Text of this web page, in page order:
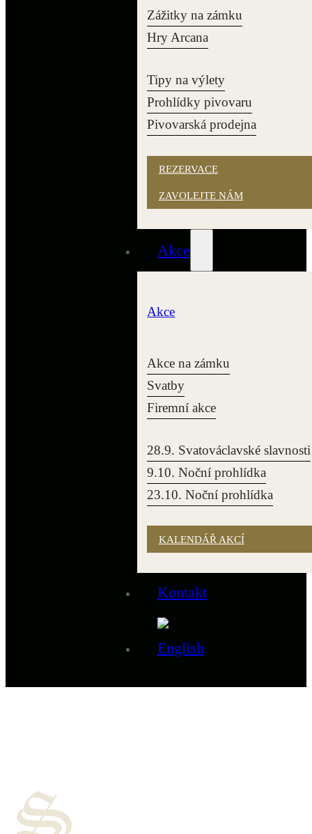
Zážitky na zámku
Hry Arcana
Tipy na výlety
Prohlídky pivovaru
Pivovarská prodejna
REZERVACE
ZAVOLEJTE NÁM
Akce
Akce
Akce na zámku
Svatby
Firemní akce
28.9. Svatováclavské slavnosti
9.10. Noční prohlídka
23.10. Noční prohlídka
KALENDÁŘ AKCÍ
Kontakt